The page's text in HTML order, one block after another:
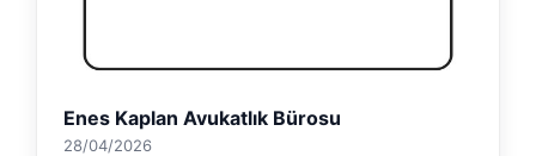
Enes Kaplan Avukatlık Bürosu
28/04/2026